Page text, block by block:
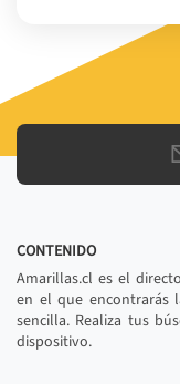
CONTENIDO
Amarillas.cl es el
en el que encontrarás
sencilla. Realiza tus
dispositivo.